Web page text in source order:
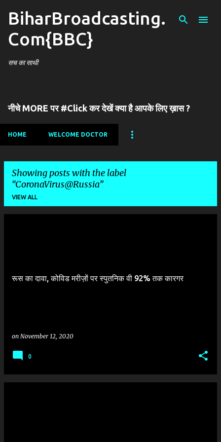
Skip to main content
BiharBroadcasting.
Com{BBC}
सच का साथी
नीचे MORE पर #Click कर देखें क्या है आपके लिए ख़ास ?
HOME WELCOME DOCTOR
Showing posts with the label
CoronaVirus@Russia
VIEW ALL
रूस का दावा, कोविड मरीज़ों पर स्पुतनिक वी 92% तक कारगर
on November 12, 2020
0